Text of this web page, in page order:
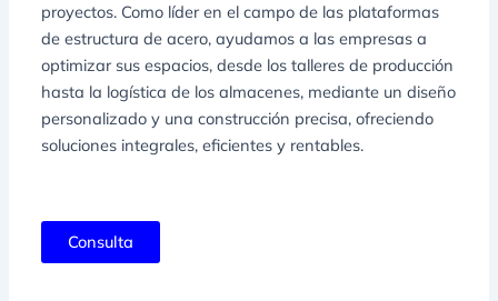
proyectos. Como líder en el campo de las plataformas
de estructura de acero, ayudamos a las empresas a
optimizar sus espacios, desde los talleres de producción
hasta la logística de los almacenes, mediante un diseño
personalizado y una construcción precisa, ofreciendo
soluciones integrales, eficientes y rentables.
Consulta